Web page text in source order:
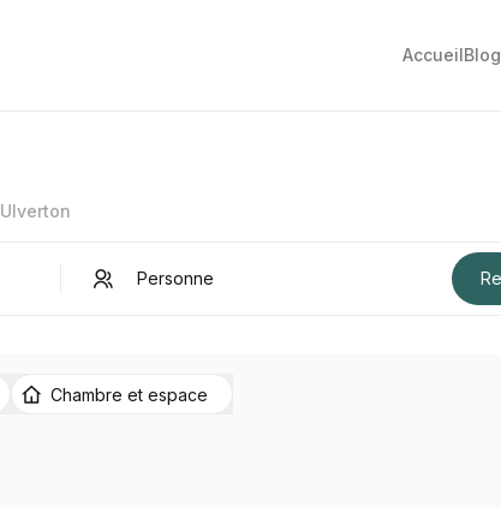
AccueilBlog
Ulverton
Chambre et espace